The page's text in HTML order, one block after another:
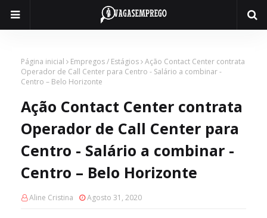
Página inicial Empregos / Estágios Ação Contact Center contrata
Operador de Call Center para Centro - Salário a combinar -
Centro – Belo Horizonte
Ação Contact Center contrata
Operador de Call Center para
Centro - Salário a combinar -
Centro – Belo Horizonte
Aline Cristina Agosto 31, 2020